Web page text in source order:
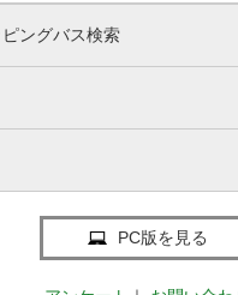
ングバス検索
PC版を見る